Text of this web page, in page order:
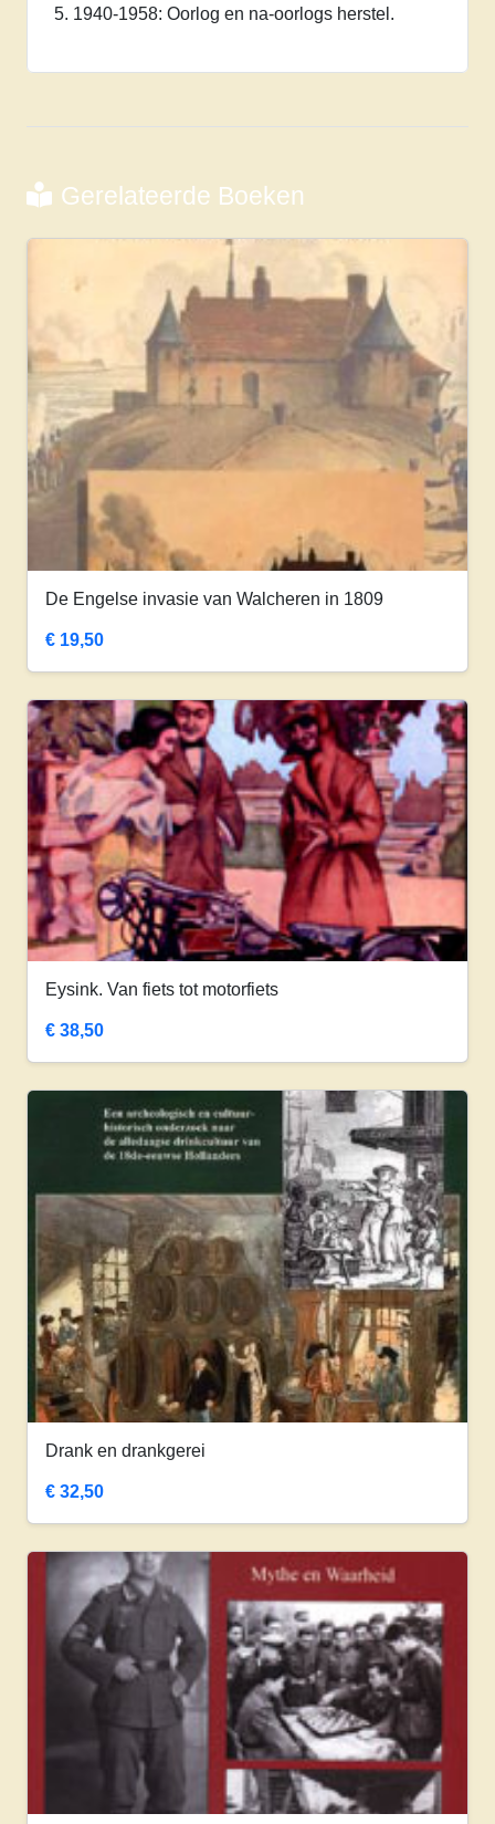
5. 1940-1958: Oorlog en na-oorlogs herstel.
Gerelateerde Boeken
De Engelse invasie van Walcheren in 1809
€ 19,50
Eysink. Van fiets tot motorfiets
€ 38,50
Drank en drankgerei
€ 32,50